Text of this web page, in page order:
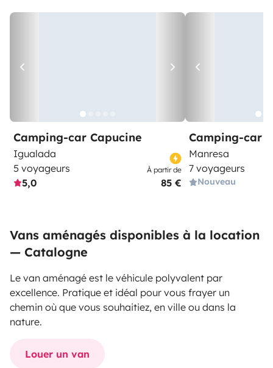
Camping-car Capucine
Igualada
5 voyageurs
5,0
À partir de
85 €
Camping-car
Manresa
7 voyageurs
Nouveau
Vans aménagés disponibles à la location
— Catalogne
Le van aménagé est le véhicule polyvalent par
excellence. Pratique et idéal pour vous frayer un
chemin où que vous souhaitiez, en ville ou dans la
nature.
Louer un van